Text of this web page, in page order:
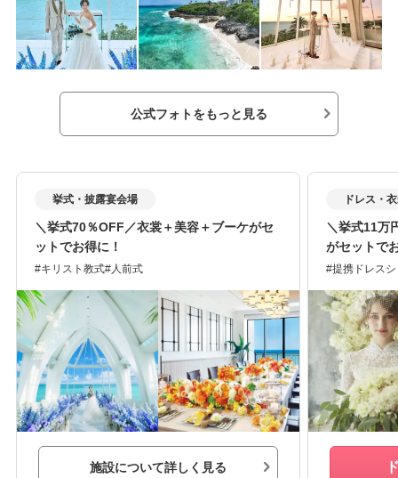
公式フォトをもっと見る
挙式・披露宴会場
＼挙式70％OFF／衣裳＋美容＋ブーケがセ
ットでお得に！
キリスト教式 人前式
施設について詳しく見る
ドレス・
＼挙式11万
がセットで
提携ドレス